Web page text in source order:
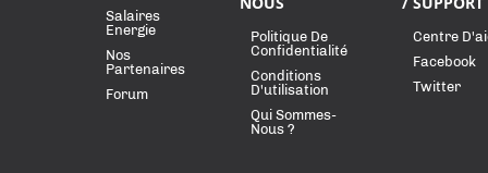
Salaires
Energie
Nos
Partenaires
Forum
Politique De
Confidentialité
Conditions
D'utilisation
Qui Sommes-
Nous ?
Centre
Facebook
Twitter